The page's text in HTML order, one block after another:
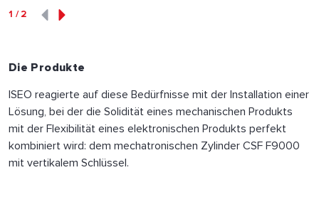
1 /2
Die Produkte
ISEO reagierte auf diese Bedürfnisse mit der Installation einer
Lösung, bei der die Solidität eines mechanischen Produkts
mit der Flexibilität eines elektronischen Produkts perfekt
kombiniert wird: dem mechatronischen Zylinder CSF F9000
mit vertikalem Schlüssel.